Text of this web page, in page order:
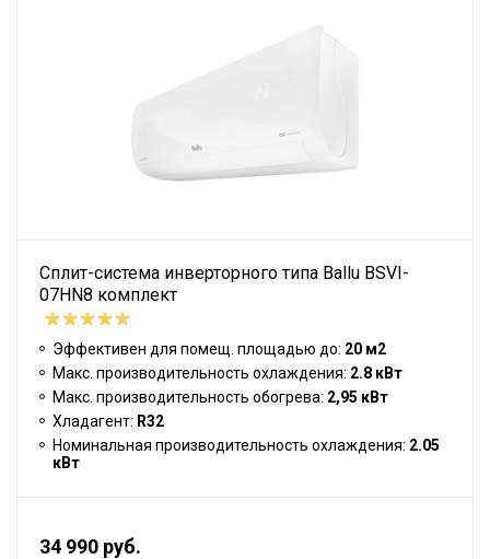
Сплит-система инверторного типа Ballu BSVI-
07HN8 комплект
Эффективен для помещ. площадью до: 20 м2
Макс. производительность охлаждения: 2.8 кВт
Макс. производительность обогрева: 2,95 кВт
Хладагент: R32
Номинальная производительность охлаждения: 2.05
кВт
34 990 руб.